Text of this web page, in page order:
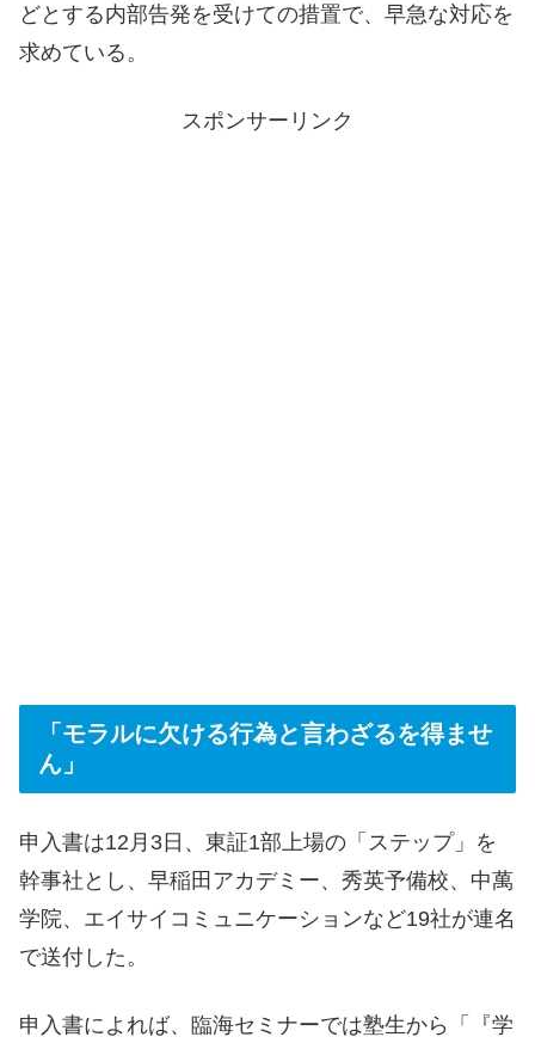
どとする内部告発を受けての措置で、早急な対応を
求めている。
スポンサーリンク
「モラルに欠ける行為と言わざるを得ませ
ん」
申入書は12月3日、東証1部上場の「ステップ」を
幹事社とし、早稲田アカデミー、秀英予備校、中萬
学院、エイサイコミュニケーションなど19社が連名
で送付した。
申入書によれば、臨海セミナーでは塾生から「『学